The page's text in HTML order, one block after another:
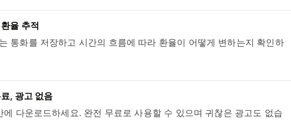
율 추적
통화를 저장하고 시간의 흐름에 따라 환율이 어떻게 변하는지 확인하
, 광고 없음
에 다운로드하세요. 완전 무료로 사용할 수 있으며 귀찮은 광고도 없습